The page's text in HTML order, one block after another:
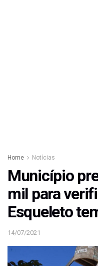
Home Notícias
Município
mil para
Esqueleto
14/07/2021